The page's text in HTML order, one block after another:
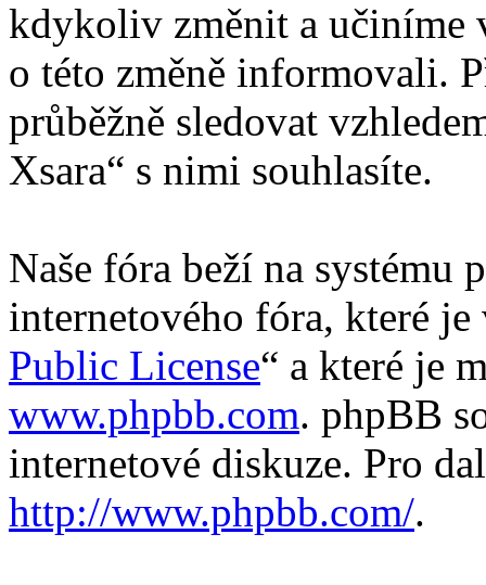
kdykoliv změnit a učiníme
o této změně informovali.
průběžně sledovat
Xsara“ s nimi souhlasíte.
Naše fóra beží na systému
internetového fóra, které
Public License“ a které je
www.phpbb.com. phpBB
internetové diskuze. Pro
http://www.phpbb.com/.